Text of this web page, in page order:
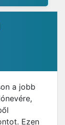
a jobb
Ezen